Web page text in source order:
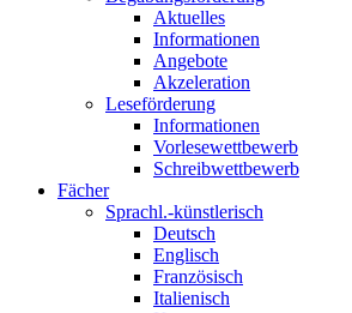
Aktuelles
Informationen
Angebote
Akzeleration
Leseförderung
Informationen
Vorlesewettbewerb
Schreibwettbewerb
Fächer
Sprachl.-künstlerisch
Deutsch
Englisch
Französisch
Italienisch